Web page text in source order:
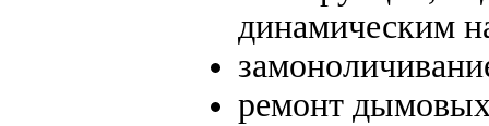
динамическим
ремонт